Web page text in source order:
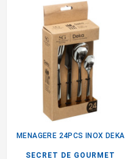
MENAGERE 24PCS INOX DEKA
SECRET DE GOURMET